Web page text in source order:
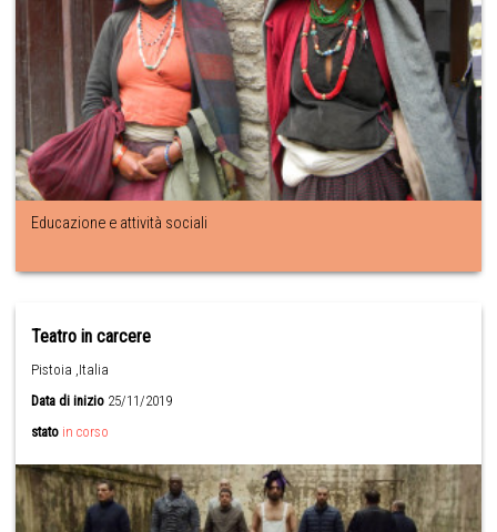
Educazione e attività sociali
Teatro in carcere
Pistoia ,Italia
Data di inizio 25/11/2019
stato in corso